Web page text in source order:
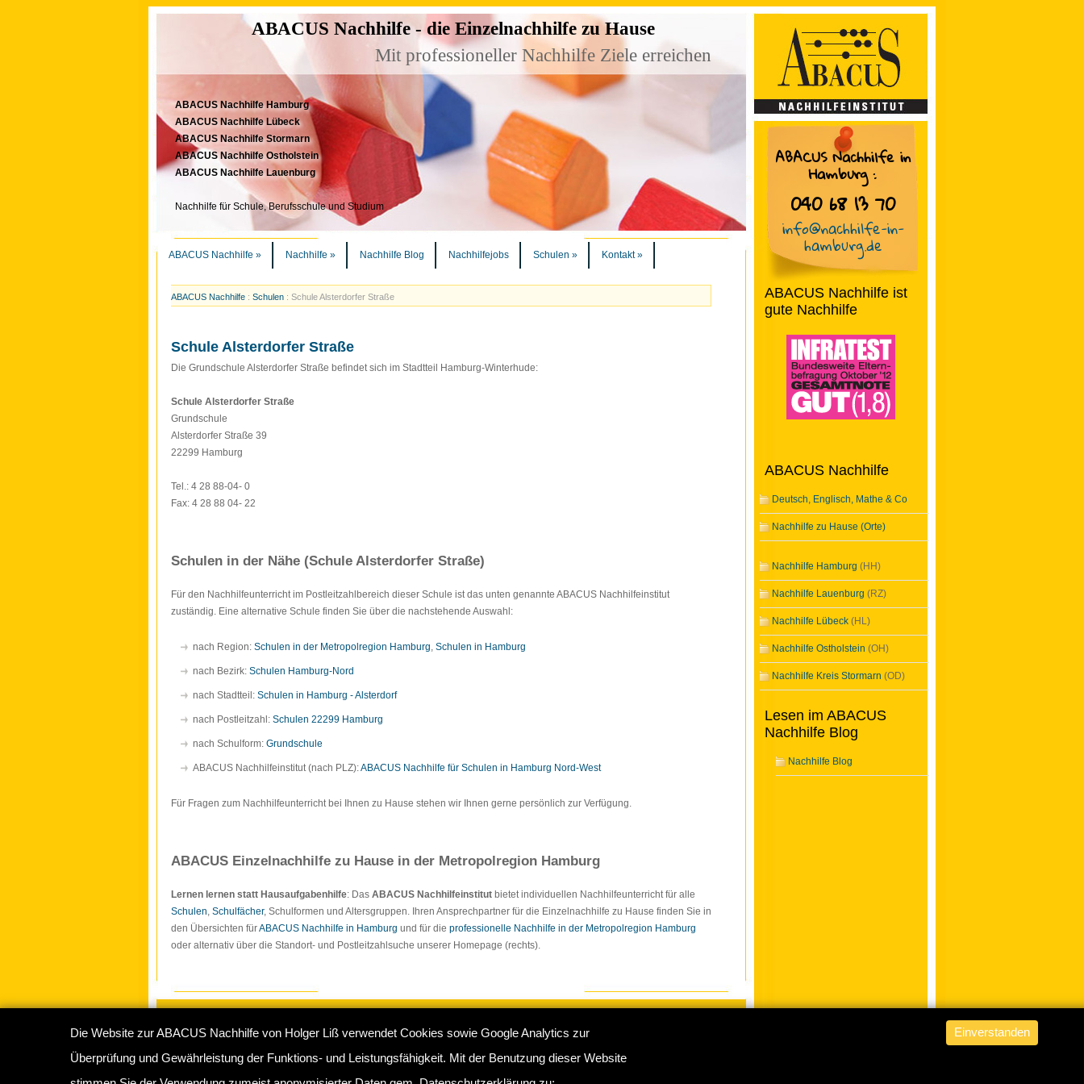
ABACUS Nachhilfe in
Hamburg:
040 68 13 70
info@nachhilfe-in-
hamburg.de
ABACUS Nachhilfe - die Einzelnachhilfe zu Hause
Mit professioneller Nachhilfe Ziele erreichen
ABACUS Nachhilfe Hamburg
ABACUS Nachhilfe Lübeck
ABACUS Nachhilfe Stormarn
ABACUS Nachhilfe Ostholstein
ABACUS Nachhilfe Lauenburg
Nachhilfe für Schule, Berufsschule und Studium
ABACUS Nachhilfe » Nachhilfe » Nachhilfe Blog Nachhilfejobs Schulen » Kontakt»
ABACUS Nachhilfe : Schulen : Schule Alsterdorfer Straße
Schule Alsterdorfer Straße
Die Grundschule Alsterdorfer Straße befindet sich im Stadtteil Hamburg-Winterhude:
Schule Alsterdorfer Straße
Grundschule
Alsterdorfer Straße 39
22299 Hamburg
Tel.: 4 28 88-04- 0
Fax: 4 28 88 04- 22
Schulen in der Nähe (Schule Alsterdorfer Straße)
Für den Nachhilfeunterricht im Postleitzahlbereich dieser Schule ist das unten genannte ABACUS Nachhilfeinstitut
zuständig. Eine alternative Schule finden Sie über die nachstehende Auswahl:
nach Region: Schulen in der Metropolregion Hamburg, Schulen in Hamburg
nach Bezirk: Schulen Hamburg-Nord
nach Stadtteil: Schulen in Hamburg - Alsterdorf
nach Postleitzahl: Schulen 22299 Hamburg
nach Schulform: Grundschule
ABACUS Nachhilfeinstitut (nach PLZ):ABACUS Nachhilfe für Schulen in Hamburg Nord-West
Für Fragen zum Nachhilfeunterricht bei Ihnen zu Hause stehen wir Ihnen gerne persönlich zur Verfügung.
ABACUS Einzelnachhilfe zu Hause in der Metropolregion Hamburg
Lernen lernen statt Hausaufgabenhilfe: Das ABACUS Nachhilfeinstitut bietet individuellen Nachhilfeunterricht für alle
Schulen, Schulfächer, Schulformen und Altersgruppen. Ihren Ansprechpartner für die Einzelnachhilfe zu Hause finden Sie in
den Übersichten fürABACUS Nachhilfe in Hamburg und für die professionelle Nachhilfe in der Metropolregion Hamburg
oder alternativ über die Standort- und Postleitzahlsuche unserer Homepage (rechts).
ABACUS Nachhilfe ist
gute Nachhilfe
ABACUS Nachhilfe
Deutsch, Englisch, Mathe & Co
Nachhilfe zu Hause (Orte)
Nachhilfe Hamburg (HH)
Nachhilfe Lauenburg (RZ)
Nachhilfe Lübeck (HL)
Nachhilfe Ostholstein (OH)
Nachhilfe Kreis Stormarn (OD)
Lesen im ABACUS
Nachhilfe Blog
Nachhilfe Blog
Copyright © 2009-2026ABACUS Nachhilfe Hamburg:Impressum/Sitemap/Datenschutz /Kontakt
Abacus Nachhilfeinstitut Hamburg, Sperberkamp 16 b, 22175 Hamburg - Telefon: 040 - 681370 / 60761683
Die Website zur ABACUS Nachhilfe von Holger Liß verwendet Cookies sowie Google Analytics zur
Überprüfung und Gewährleistung der Funktions- und Leistungsfähigkeit. Mit der Benutzung dieser Website
Einverstanden